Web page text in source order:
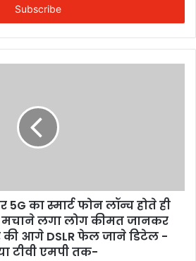
का स्मार्ट फोन लॉन्च होते ही
मचाने लगा लोग कीमत जानकर
की आगे DSLR फेल जाने डिटेल -
टीवी एमपी तक-